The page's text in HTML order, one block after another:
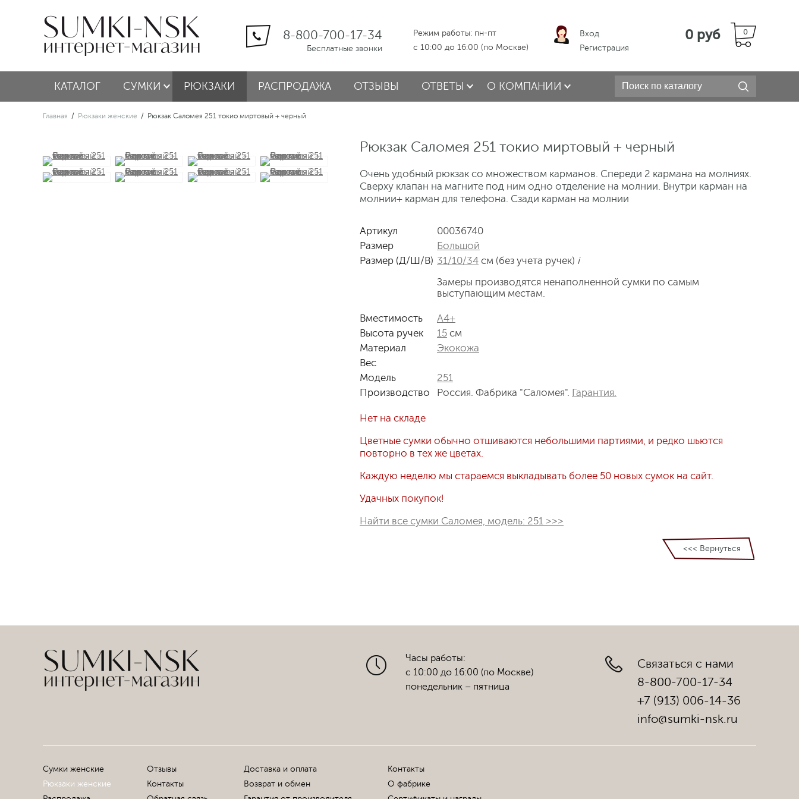
8-800-700-17-34
Бесплатные звонки
Режим работы: пн-пт
с 10:00 до 16:00 (по Москве)
Вход
Регистрация
0
0 руб
КАТАЛОГ СУМКИ РЮКЗАКИ РАСПРОДАЖА ОТЗЫВЫ ОТВЕТЫ О КОМПАНИИ
Главная / Рюкзаки женские / Рюкзак Саломея 251 токио миртовый + черный
Рюкзак Саломея 251 токио миртовый + черный
Очень удобный рюкзак со множеством карманов. Спереди 2 кармана на молниях.
Сверху клапан на магните под ним одно отделение на молнии. Внутри карман на
молнии+ карман для телефона. Сзади карман на молнии
Артикул
00036740
Размер
Большой
Размер (Д/Ш/В) 31/10/34 см (без учета ручек) i
Замеры производятся ненаполненной сумки по самым
выступающим местам.
Вместимость
А4+
Высота ручек
15 см
Материал
Экокожа
Вес
Модель
251
Производство
Россия. Фабрика "Саломея". Гарантия.
Нет на складе
Цветные сумки обычно отшиваются небольшими партиями, и редко шьются
повторно в тех же цветах.
Каждую неделю мы стараемся выкладывать более 50 новых сумок на сайт.
Удачных покупок!
Найти все сумки Саломея, модель: 251 >>>
<<< Вернуться
Часы работы:
с 10:00 до 16:00 (по Москве)
понедельник – пятница
Связаться с нами
8-800-700-17-34
+7 (913) 006-14-36
info@sumki-nsk.ru
Сумки женские
Рюкзаки женские
Отзывы
Контакты
Доставка и оплата
Возврат и обмен
Контакты
О фабрике